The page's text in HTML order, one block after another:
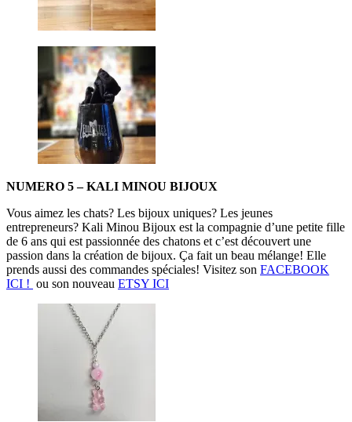
NUMERO 5 – KALI MINOU BIJOUX
Vous aimez les chats? Les bijoux uniques? Les jeunes
entrepreneurs? Kali Minou Bijoux est la compagnie d’une petite fille
de 6 ans qui est passionnée des chatons et c’est découvert une
passion dans la création de bijoux. Ça fait un beau mélange! Elle
prends aussi des commandes spéciales! Visitez son FACEBOOK
ICI ! ou son nouveau ETSY ICI